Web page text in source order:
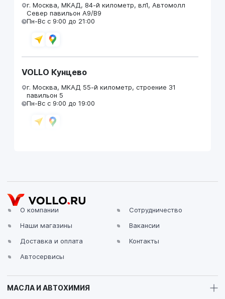
г. Москва, МКАД, 84-й километр, вл1, Автомолл
Север павильон А9/В9
Пн-Вс с 9:00 до 21:00
VOLLO Кунцево
г. Москва, МКАД 55-й километр, строение 31
павильон 5
Пн-Вс с 9:00 до 19:00
VOLLO Владимир
г. Владимир, Московское шоссе, д.5/1
О компании
Наши магазины
Доставка и оплата
Автосервисы
Сотрудничество
Вакансии
Контакты
МАСЛА И АВТОХИМИЯ